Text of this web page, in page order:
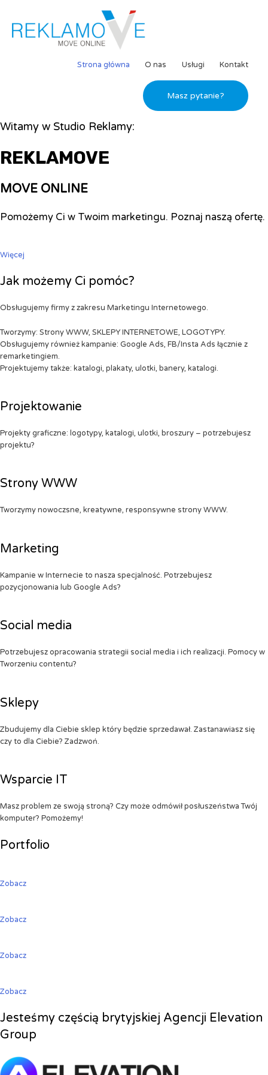
Strona główna O nas Usługi Kontakt
Masz pytanie?
Witamy w Studio Reklamy:
REKLAMOVE
MOVE ONLINE
Pomożemy Ci w Twoim marketingu. Poznaj naszą ofertę.
Więcej
Jak możemy Ci pomóc?
Obsługujemy firmy z zakresu Marketingu Internetowego.
Tworzymy: Strony WWW, SKLEPY INTERNETOWE, LOGOTYPY.
Obsługujemy również kampanie: Google Ads, FB/Insta Ads łącznie z
remarketingiem.
Projektujemy także: katalogi, plakaty, ulotki, banery, katalogi.
Projektowanie
Projekty graficzne: logotypy, katalogi, ulotki, broszury – potrzebujesz
projektu?
Strony WWW
Tworzymy nowoczsne, kreatywne, responsywne strony WWW.
Marketing
Kampanie w Internecie to nasza specjalność. Potrzebujesz
pozycjonowania lub Google Ads?
Social media
Potrzebujesz opracowania strategii social media i ich realizacji. Pomocy w
Tworzeniu contentu?
Sklepy
Zbudujemy dla Ciebie sklep który będzie sprzedawał. Zastanawiasz się
czy to dla Ciebie? Zadzwoń.
Wsparcie IT
Masz problem ze swoją stroną? Czy może odmówił posłuszeństwa Twój
komputer? Pomożemy!
Portfolio
Zobacz
Zobacz
Zobacz
Zobacz
Jesteśmy częścią brytyjskiej Agencji Elevation
Group